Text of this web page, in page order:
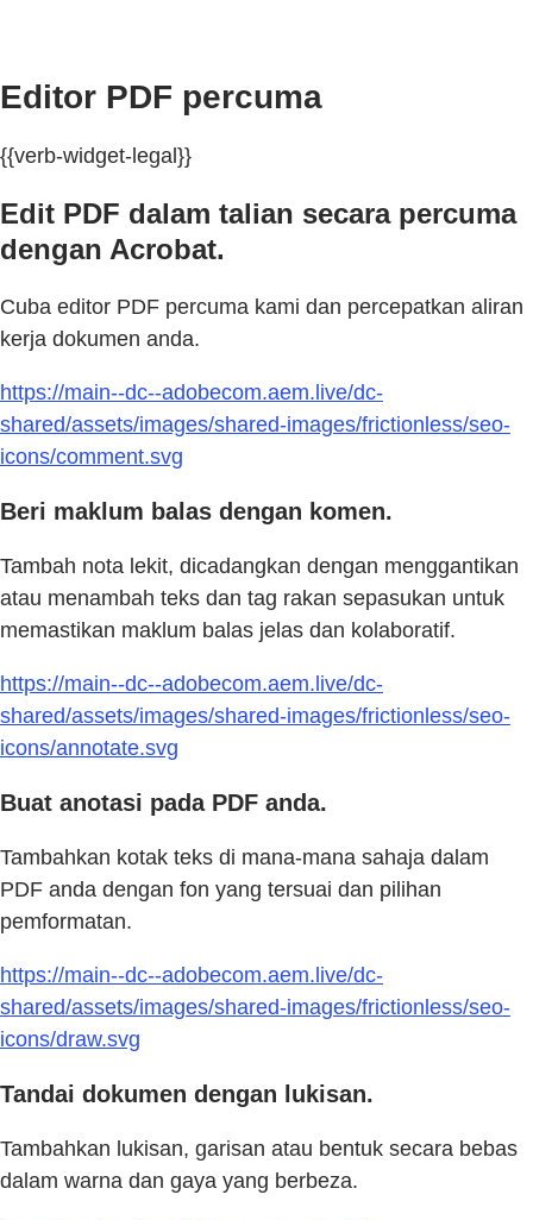
Editor PDF percuma
{{verb-widget-legal}}
Edit PDF dalam talian secara percuma
dengan Acrobat.
Cuba editor PDF percuma kami dan percepatkan aliran
kerja dokumen anda.
https://main--dc--adobecom.aem.live/dc-
shared/assets/images/shared-images/frictionless/seo-
icons/comment.svg
Beri maklum balas dengan komen.
Tambah nota lekit, dicadangkan dengan menggantikan
atau menambah teks dan tag rakan sepasukan untuk
memastikan maklum balas jelas dan kolaboratif.
https://main--dc--adobecom.aem.live/dc-
shared/assets/images/shared-images/frictionless/seo-
icons/annotate.svg
Buat anotasi pada PDF anda.
Tambahkan kotak teks di mana-mana sahaja dalam
PDF anda dengan fon yang tersuai dan pilihan
pemformatan.
https://main--dc--adobecom.aem.live/dc-
shared/assets/images/shared-images/frictionless/seo-
icons/draw.svg
Tandai dokumen dengan lukisan.
Tambahkan lukisan, garisan atau bentuk secara bebas
dalam warna dan gaya yang berbeza.